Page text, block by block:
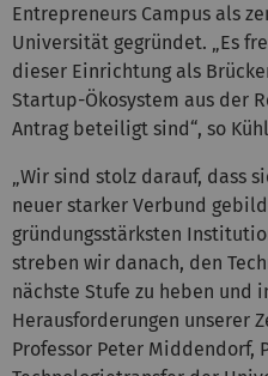
Entrepreneurs Campus als
Universität gegründet. „Es
dieser Einrichtung als
Startup-Ökosystem aus der
Antrag beteiligt sind“, so
„Wir sind stolz darauf, dass
neuer starker Verbund
gründungsstärksten
streben wir danach, den
nächste Stufe zu heben und
Herausforderungen unserer
Professor Peter Middendorf,